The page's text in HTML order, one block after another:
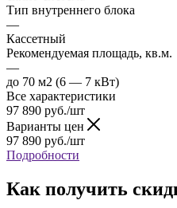
Тип внутреннего блока
—
Кассетный
Рекомендуемая площадь, кв.м.
—
до 70 м2 (6 — 7 кВт)
Все характеристики
97 890 руб./шт
Варианты цен
97 890 руб./шт
Подробности
Как получить